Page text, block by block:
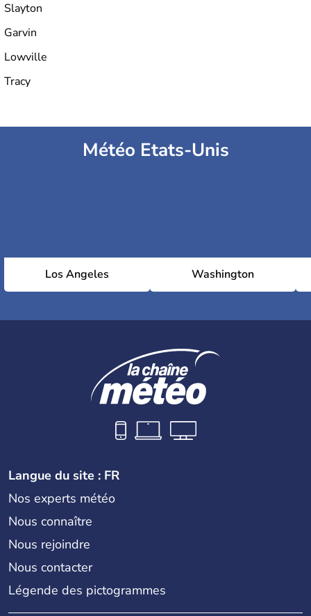
Slayton
Garvin
Lowville
Tracy
Météo Etats-Unis
Los Angeles Washington
Langue du site : FR
Nos experts météo
Nous connaître
Nous rejoindre
Nous contacter
Légende des pictogrammes